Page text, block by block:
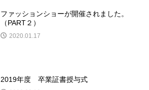
ファッションショーが開催されました。
（PART２）
2020.01.17
2019年度 卒業証書授与式